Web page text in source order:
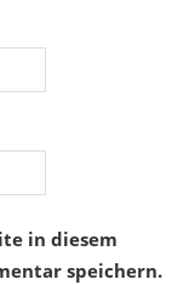
in diesem
speichern.